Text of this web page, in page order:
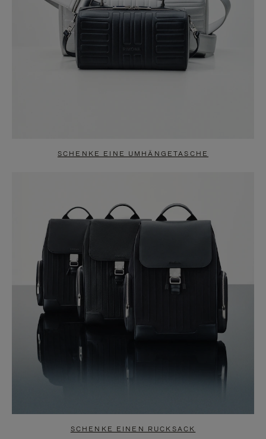
SCHENKE EINE UMHÄNGETASCHE
SCHENKE EINEN RUCKSACK